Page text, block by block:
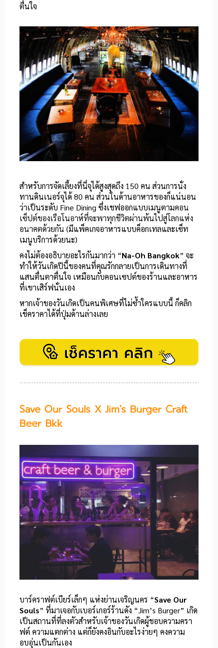
ตื่นใจ
สำหรับการจัดเลี้ยงที่นี่จุได้สูงสุดถึง 150 คน ส่วนการนั่ง
ทานดินเนอร์จุได้ 80 คน ส่วนในด้านอาหารของก็แน่นอน
ว่าเป็นระดับ Fine Dining ซึ่งเชฟออกแบบเมนูตามคอน
เซ็ปต์ของเรือโนอาห์ที่จะพาทุกชีวิตผ่านพ้นไปสู่โลกแห่ง
อนาคตด้วยกัน (มีแพ็คเกจอาหารแบบค็อกเทลและเซ็ท
เมนูบริการด้วยนะ)
คงไม่ต้องอธิบายอะไรกันมากว่า “Na-Oh Bangkok” จะ
ทำให้วันเกิดปีนี้ของคนที่คุณรักกลายเป็นการเดินทางที่
แสนตื่นตาตื่นใจ เหมือนกับคอนเซปต์ของร้านและอาหาร
ที่เขาเสิร์ฟนั่นเอง
หากเจ้าของวันเกิดเป็นคนพิเศษที่ไม่ซ้ำใครแบบนี้ ก็คลิก
เช็คราคาได้ที่ปุ่มด้านล่างเลย
Save Our Souls X Jim’s Burger Craft
Beer Bkk
บาร์คราฟต์เบียร์เล็กๆ แห่งย่านเจริญนคร “Save Our
Souls” ที่มาเจอกับเบอร์เกอร์ร้านดัง “Jim’s Burger” เกิด
เป็นสถานที่ที่ลงตัวสำหรับเจ้าของวันเกิดผู้ชอบความครา
ฟต์ ความแตกต่าง แต่ก็ยังคงอินกับอะไรง่ายๆ คงความ
อบอุ่นเป็นกันเอง